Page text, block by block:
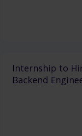
Internship to
Backend